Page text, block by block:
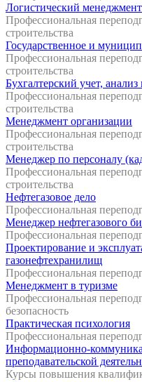
Логистический менеджмент
Профессиональная
строительства
Государственное и
Профессиональная
строительства
Бухгалтерский учет, анализ
Профессиональная
строительства
Менеджмент организации
Профессиональная
строительства
Менеджер по персоналу
Профессиональная
строительства
Нефтегазовое дело
Профессиональная
Менеджер нефтегазового
Профессиональная
Проектирование и
газонефтехранилищ
Профессиональная
Менеджмент в туризме
Профессиональная
безопасность
Практическая психология
Профессиональная
Информационно-
преподавательской
Курсы повышения